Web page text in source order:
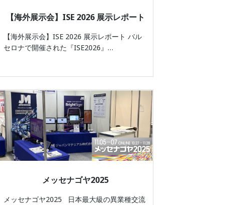
【海外展示会】ISE 2026 展示レポート
【海外展示会】ISE 2026 展示レポート バル
セロナで開催された『ISE2026』…
メッセナゴヤ2025
メッセナゴヤ2025 日本最大級の異業種交流